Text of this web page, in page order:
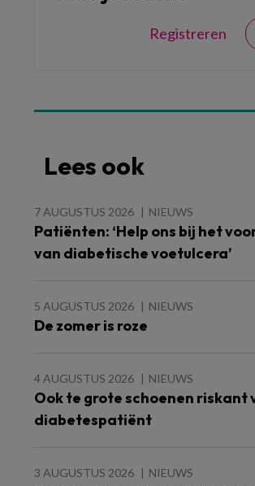
Registreren
Lees ook
7 AUGUSTUS 2026 NIEUWS
Patiënten: ‘Help ons bij het
van diabetische voetulcera’
5 AUGUSTUS 2026 NIEUWS
De zomer is roze
4 AUGUSTUS 2026 NIEUWS
Ook te grote schoenen riskant
diabetespatiënt
3 AUGUSTUS 2026 NIEUWS